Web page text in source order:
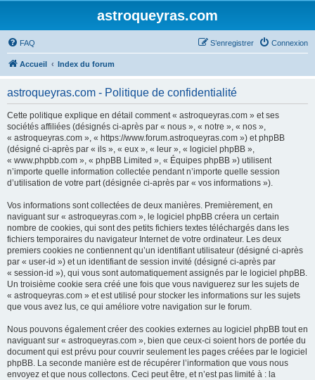
astroqueyras.com
FAQ Connexion
S’enregistrer
Accueil Index du forum
astroqueyras.com - Politique de confidentialité
Cette politique explique en détail comment « astroqueyras.com » et ses
sociétés affiliées (désignés ci-après par « nous », « notre », « nos »,
« astroqueyras.com », « https://www.forum.astroqueyras.com ») et phpBB
(désigné ci-après par « ils », « eux », « leur », « logiciel phpBB »,
« www.phpbb.com », « phpBB Limited », « Équipes phpBB ») utilisent
n’importe quelle information collectée pendant n’importe quelle session
d’utilisation de votre part (désignée ci-après par « vos informations »).
Vos informations sont collectées de deux manières. Premièrement, en
naviguant sur « astroqueyras.com », le logiciel phpBB créera un certain
nombre de cookies, qui sont des petits fichiers textes téléchargés dans les
fichiers temporaires du navigateur Internet de votre ordinateur. Les deux
premiers cookies ne contiennent qu’un identifiant utilisateur (désigné ci-après
par « user-id ») et un identifiant de session invité (désigné ci-après par
« session-id »), qui vous sont automatiquement assignés par le logiciel phpBB.
Un troisième cookie sera créé une fois que vous naviguerez sur les sujets de
« astroqueyras.com » et est utilisé pour stocker les informations sur les sujets
que vous avez lus, ce qui améliore votre navigation sur le forum.
Nous pouvons également créer des cookies externes au logiciel phpBB tout en
naviguant sur « astroqueyras.com », bien que ceux-ci soient hors de portée du
document qui est prévu pour couvrir seulement les pages créées par le logiciel
phpBB. La seconde manière est de récupérer l’information que vous nous
envoyez et que nous collectons. Ceci peut être, et n’est pas limité à : la